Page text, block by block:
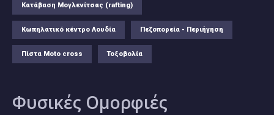
Κατάβαση Μογλενίτσας (rafting)
Κωπηλατικό κέντρο Λουδία Πεζοπορεία - Περιήγηση
Πίστα Moto cross Τοξοβολία
Φυσικές Ομορφιές